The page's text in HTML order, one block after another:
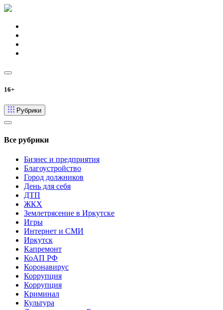
16+
Рубрики
Все рубрики
Бизнес и предприятия
Благоустройство
Город должников
День для себя
ДТП
ЖКХ
Землетрясение в Иркутске
Игры
Интернет и СМИ
Иркутск
Капремонт
КоАП РФ
Коронавирус
Коррупция
Коррупция
Криминал
Культура